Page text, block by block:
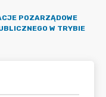
POZARZĄDOWE
W TRYBIE